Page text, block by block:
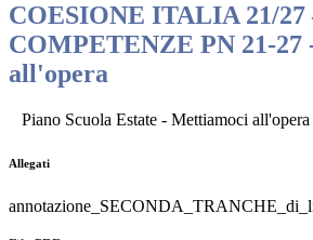
COESIONE ITALIA 21/27
COMPETENZE PN 21-
all'opera
Piano Scuola Estate - Mettiamoci all'opera
Allegati